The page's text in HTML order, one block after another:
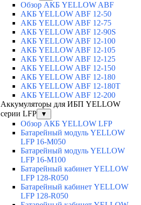
Обзор АКБ YELLOW ABF
АКБ YELLOW ABF 12-50
АКБ YELLOW ABF 12-75
АКБ YELLOW ABF 12-90S
АКБ YELLOW ABF 12-100
АКБ YELLOW ABF 12-105
АКБ YELLOW ABF 12-125
АКБ YELLOW ABF 12-150
АКБ YELLOW ABF 12-180
АКБ YELLOW ABF 12-180Т
АКБ YELLOW ABF 12-200
Аккумуляторы для ИБП YELLOW
серии LFP
▼
Обзор АКБ YELLOW LFP
Батарейный модуль YELLOW
LFP 16-M050
Батарейный модуль YELLOW
LFP 16-M100
Батарейный кабинет YELLOW
LFP 128-R050
Батарейный кабинет YELLOW
LFP 128-R050